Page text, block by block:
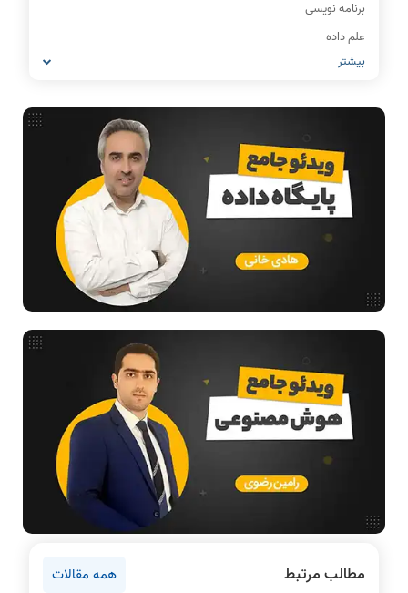
برنامه نویسی
علم داده
IT
معماری کامپیوتر
ریاضیات گسسته
مدار منطقی
ساختمان داده
طراحی الگوریتم
آموزش تخصصی دروس رشته کامپیوتر و IT
فناوری
مقالات عمومی رشته کامپیوتر
ادامه تحصیل در رشته کامپیوتر
آمادگی برای کنکور
نرم افزار
بیشتر
مطالب مرتبط همه مقالات